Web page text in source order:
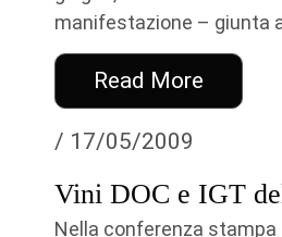
manifestazione – giunta
Read More
/ 17/05/2009
Vini DOC e IGT
Nella conferenza stampa